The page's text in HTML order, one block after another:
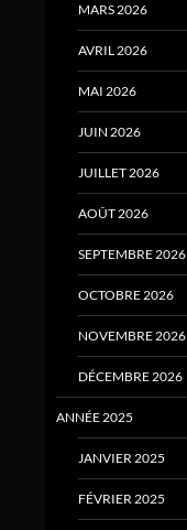
MARS 2026
AVRIL 2026
MAI 2026
JUIN 2026
JUILLET 2026
AOÛT 2026
SEPTEMBRE 2026
OCTOBRE 2026
NOVEMBRE 2026
DÉCEMBRE 2026
ANNÉE 2025
JANVIER 2025
FÉVRIER 2025